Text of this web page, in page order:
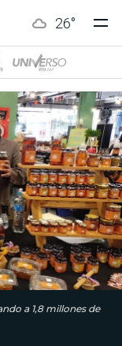
26°
a 1,8 millones de